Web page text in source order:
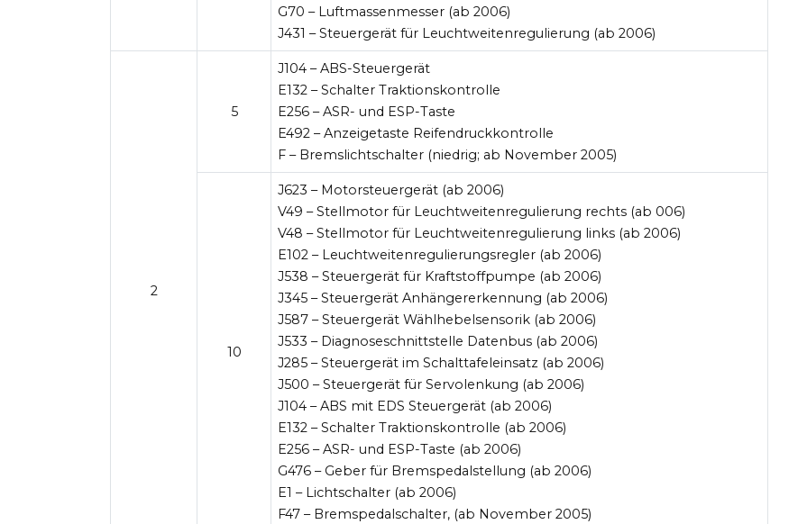
G70 – Luftmassenmesser (ab 2006)
J431 – Steuergerät für Leuchtweitenregulierung (ab 2006)
2
5
J104 – ABS-Steuergerät
E132 – Schalter Traktionskontrolle
E256 – ASR- und ESP-Taste
E492 – Anzeigetaste Reifendruckkontrolle
F – Bremslichtschalter (niedrig; ab November 2005)
10
J623 – Motorsteuergerät (ab 2006)
V49 – Stellmotor für Leuchtweitenregulierung rechts (ab 006)
V48 – Stellmotor für Leuchtweitenregulierung links (ab 2006)
E102 – Leuchtweitenregulierungsregler (ab 2006)
J538 – Steuergerät für Kraftstoffpumpe (ab 2006)
J345 – Steuergerät Anhängererkennung (ab 2006)
J587 – Steuergerät Wählhebelsensorik (ab 2006)
J533 – Diagnoseschnittstelle Datenbus (ab 2006)
J285 – Steuergerät im Schalttafeleinsatz (ab 2006)
J500 – Steuergerät für Servolenkung (ab 2006)
J104 – ABS mit EDS Steuergerät (ab 2006)
E132 – Schalter Traktionskontrolle (ab 2006)
E256 – ASR- und ESP-Taste (ab 2006)
G476 – Geber für Bremspedalstellung (ab 2006)
E1 – Lichtschalter (ab 2006)
F47 – Bremspedalschalter, (ab November 2005)